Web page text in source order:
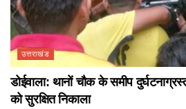
उत्तराखंड
डोईवाला: थानों चौक के समीप
को सुरक्षित निकाला